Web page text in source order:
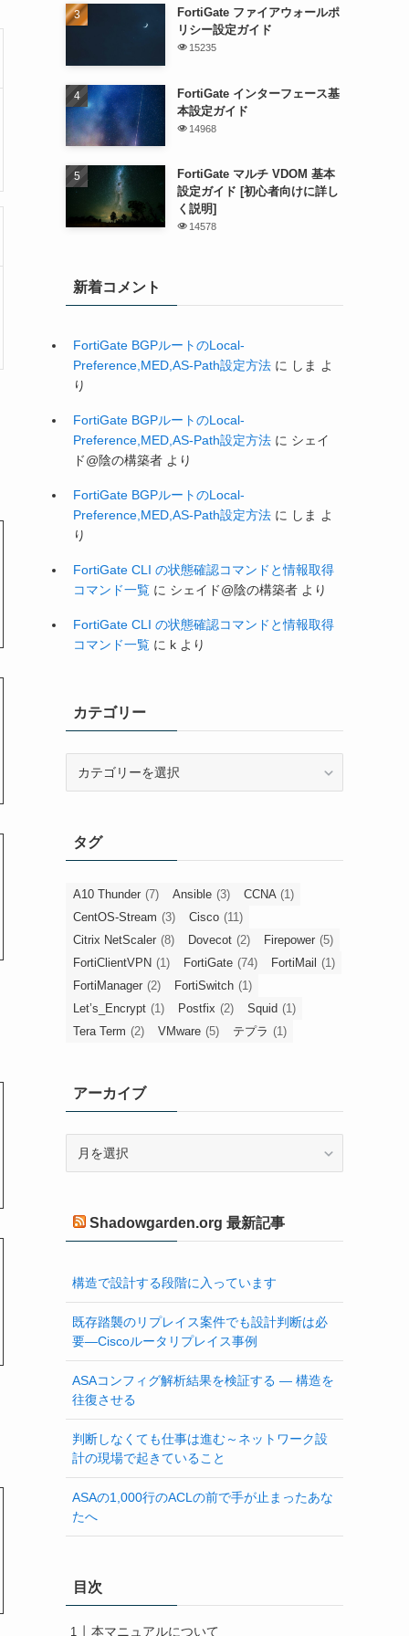
FortiGate ファイアウォールポ
リシー設定ガイド
15235
FortiGate インターフェース基
本設定ガイド
14968
FortiGate マルチ VDOM 基本
設定ガイド [初心者向けに詳し
く説明]
14578
新着コメント
FortiGate BGPルートのLocal-
Preference,MED,AS-Path設定方法 に しま よ
り
FortiGate BGPルートのLocal-
Preference,MED,AS-Path設定方法 に シェイ
ド@陰の構築者 より
FortiGate BGPルートのLocal-
Preference,MED,AS-Path設定方法 に しま よ
り
FortiGate CLI の状態確認コマンドと情報取得
コマンド一覧 に シェイド@陰の構築者 より
FortiGate CLI の状態確認コマンドと情報取得
コマンド一覧 に k より
カテゴリー
ータグ
A10 Thunder (7) Ansible (3) CCNA (1)
CentOS-Stream (3) Cisco (11)
Citrix NetScaler (8) Dovecot (2) Firepower (5)
FortiClientVPN (1) FortiGate (74) FortiMail (1)
FortiManager (2) FortiSwitch (1)
Let’s_Encrypt (1) Postfix (2) Squid (1)
Tera Term (2) VMware (5) テプラ (1)
アーカイブ
ブ
Shadowgarden.org 最新記事
構造で設計する段階に入っています
既存踏襲のリプレイス案件でも設計判断は必
要―Ciscoルータリプレイス事例
ASAコンフィグ解析結果を検証する ― 構造を
往復させる
判断しなくても仕事は進む～ネットワーク設
計の現場で起きていること
ASAの1,000行のACLの前で手が止まったあな
たへ
目次
本マニュアルについて